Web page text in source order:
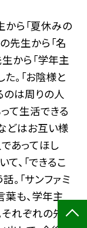
ら「夏休みの
先生から「名
から「学年主
。「お陰様と
のは周りの人
て生活できる
どはお互い様
あってほし
て、「できるこ
。「サンファミ
葉も、学年主
れぞれの先